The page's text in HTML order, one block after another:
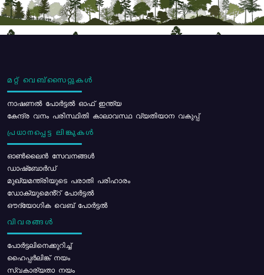
മറ്റ് വെബ്സൈറ്റുകൾ
നാഷണൽ പോർട്ടൽ ഓഫ് ഇന്ത്യ
കേന്ദ്ര വനം പരിസ്ഥിതി കാലാവസ്ഥ വ്യതിയാന വകുപ്പ്
പ്രധാനപ്പെട്ട ലിങ്കുകൾ
ഓൺലൈൻ സേവനങ്ങൾ
ഡാഷ്ബോർഡ്
മുഖ്യമന്ത്രിയുടെ പരാതി പരിഹാരം
ഡോക്യുമെൻ്റ് പോർട്ടൽ
ഔദ്യോഗിക വെബ് പോർട്ടൽ
വിവരങ്ങൾ
പോര്‍ട്ടലിനെക്കുറിച്ച്
ഹൈപ്പർലിങ്ക് നയം
സ്വകാര്യതാ നയം